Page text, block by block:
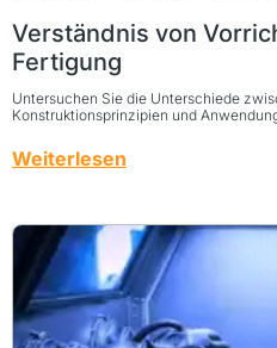
Verständnis von
Fertigung
Untersuchen Sie die Unterschiede
Konstruktionsprinzipien und
Weiterlesen